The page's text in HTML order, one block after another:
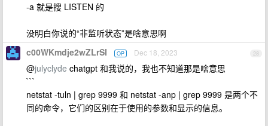
-a 就是搜 LISTEN 的
没明白你说的“非监听状态”是啥意思啊
28
c00WKmdje2wZLrSI OP Dec 18, 2023
@julyclyde chatgpt 和我说的，我也不知道那是啥意思
```
netstat -tuln | grep 9999 和 netstat -anp | grep 9999 是两个不
同的命令，它们的区别在于使用的参数和显示的信息。